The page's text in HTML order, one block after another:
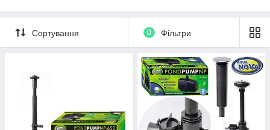
Сортування 0 Фільтри